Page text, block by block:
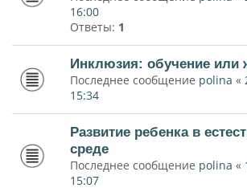
16:00
Ответы: 1
Инклюзия: обучение или
Последнее сообщение polina «
15:34
Развитие ребенка в
среде
Последнее сообщение polina «
15:07